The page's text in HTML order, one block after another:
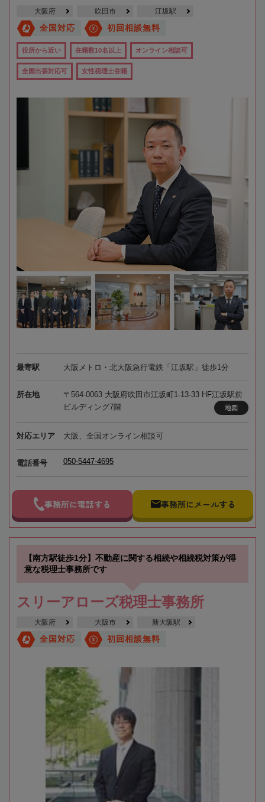
大阪府 吹田市 江坂駅
全国対応 初回相談無料
役所から近い 在籍数10名以上 オンライン相談可
全国出張対応可 女性税理士在籍
最寄駅 大阪メトロ・北大阪急行電鉄「江坂駅」徒歩1分
所在地
〒564-0063 大阪府吹田市江坂町1-13-33 HF江坂駅前
ビルディング7階
地図
対応エリア 大阪、全国オンライン相談可
電話番号 050-5447-4695
事務所に電話する 事務所にメールする
【南方駅徒歩1分】不動産に関する相続や相続税対策が得
意な税理士事務所です
スリーアローズ税理士事務所
大阪府 大阪市 新大阪駅
全国対応 初回相談無料